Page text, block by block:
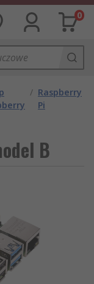
0
/ Raspberry
Pi
B